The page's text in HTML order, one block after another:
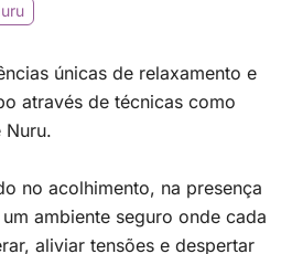
únicas de relaxamento e
através de técnicas como
Nuru.
no acolhimento, na presença
ambiente seguro onde cada
aliviar tensões e despertar